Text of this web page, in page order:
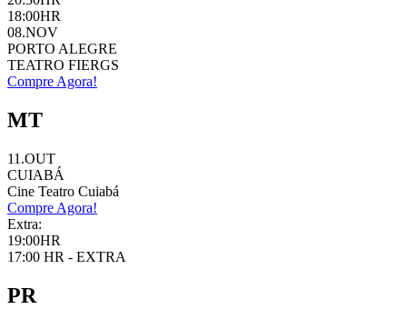
18:00HR
08.NOV
PORTO ALEGRE
TEATRO FIERGS
Compre Agora!
MT
11.OUT
CUIABÁ
Cine Teatro Cuiabá
Compre Agora!
Extra:
19:00HR
17:00 HR - EXTRA
PR